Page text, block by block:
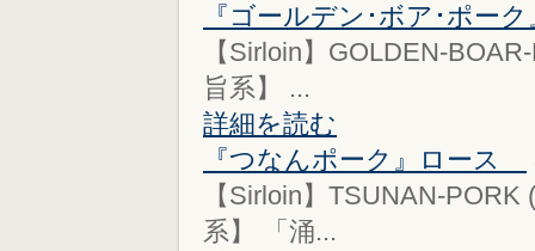
『ゴールデン･ボア･ポー
【Sirloin】GOLDEN-
旨系】 ...
詳細を読む
『つなんポーク』ロース
【Sirloin】TSUNAN-
系】 「涌...